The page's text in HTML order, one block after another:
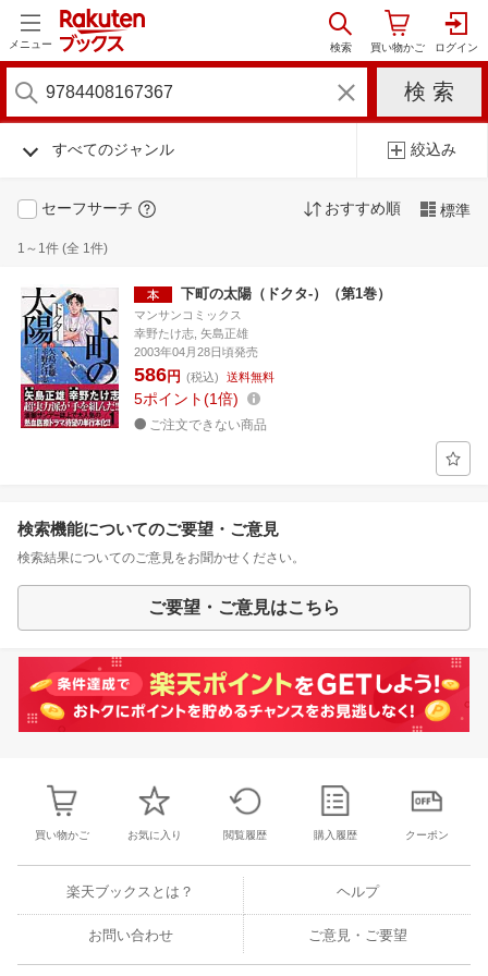
メニュー
すべてのジャンル 絞込み
セーフサーチ おすすめ順 標準
1～1件 (全 1件)
下町の太陽（ドクタ-）（第1巻）
マンサンコミックス
幸野たけ志, 矢島正雄
2003年04月28日頃発売
586円 (税込) 送料無料
5ポイント 1倍
ご注文できない商品
検索機能についてのご要望・ご意見
検索結果についてのご意見をお聞かせください。
ご要望・ご意見はこちら
買い物かご お気に入り 閲覧履歴 購入履歴 クーポン
楽天ブックスとは？ ヘルプ
お問い合わせ ご意見・ご要望